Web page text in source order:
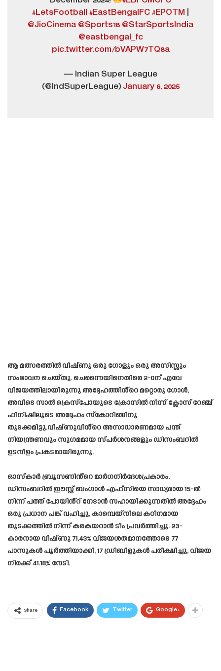
#LetsFootball
#EastBengalFC #EPOTM
@JioCinema @Sports18 @StarSportsIndia
@eastbengal_fc
pic.twitter.com/bVAPW7TQ8a
— Indian Super League
(@IndSuperLeague) January 6, 2025
ആ മത്സരത്തിൽ വിഷ്ണു ഒരു ഗോളും ഒരു അസിസ്റ്റും
സംഭാവന ചെയ്തു. ചെന്നൈയിനെതിരെ 2-0ന് എവേ
വിജയത്തിലായിരുന്നു അദ്ദേഹത്തിൻ്റെ മറ്റൊരു ഗോൾ,
അവിടെ സാൽ ക്രെസ്‌പോയുടെ ക്രോസിൽ നിന്ന് ക്ലോസ് റേഞ്ച്
ഫിനിഷിലൂടെ അദ്ദേഹം സ്‌കോറിങ്ങിനു
തുടക്കമിട്ടു.വിഷ്ണുവിൻ്റെ അസാധാരണമായ പന്ത്
നിയന്ത്രണവും സുഗമമായ സ്പർശനങ്ങളും ഡിസംബറിൽ
ഉടനീളം പ്രകടമായിരുന്നു.
ഓസ്കാർ ബ്രൂസണിൻ്റെ മാർഗനിർദേശപ്രകാരം,
ഡിസംബറിൽ ഈസ്റ്റ് ബംഗാൾ എഫ്‌സിയെ സാധ്യമായ 15-ൽ
നിന്ന് പത്ത് പോയിൻ്റ് നേടാൻ സഹായിക്കുന്നതിൽ അദ്ദേഹം
ഒരു പ്രധാന പങ്ക് വഹിച്ചു, കാമ്പെയ്‌നിലെ കഠിനമായ
തുടക്കത്തിൽ നിന്ന് കരകയറാൻ ടീം പ്രവർത്തിച്ചു. 23-
കാരനായ വിഷ്ണു 71.43% വിജയശതമാനത്തോടെ 77
പാസുകൾ പൂർത്തിയാക്കി, 17 ഡ്രിബിളുകൾ പരീക്ഷിച്ചു, വിജയ
നിരക്ക് 41.18% നേടി.
Share Facebook Twitter Google+